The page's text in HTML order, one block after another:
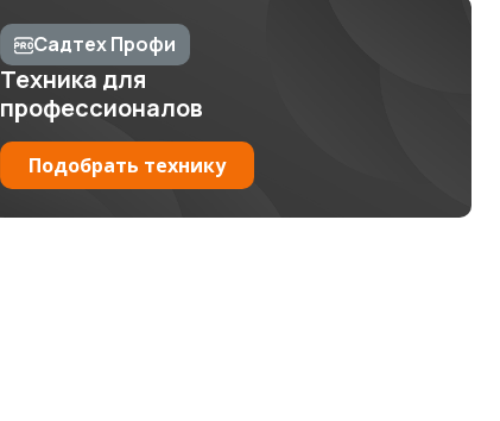
Садтех Профи
Техника для
профессионалов
Подобрать технику